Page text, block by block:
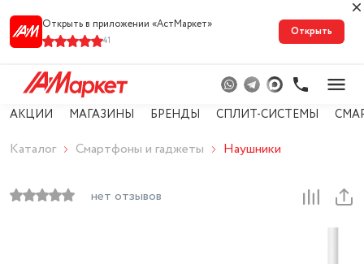
Открыть в приложении «АстМарке‪т‬»
41
Открыть
АКЦИИ МАГАЗИНЫ БРЕНДЫ СПЛИТ-СИСТЕМЫ
Каталог Смартфоны и гаджеты Наушники
нет отзывов